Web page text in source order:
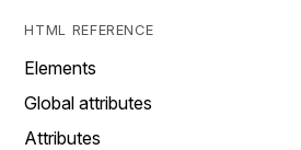
HTML REFERENCE
Elements
Global attributes
Attributes